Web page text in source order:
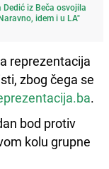
iz Beča osvojila
idem i u LA"
reprezentacija
zbog čega se
.
bod protiv
kolu grupne